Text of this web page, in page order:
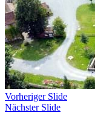
Vorheriger Slide
Nächster Slide